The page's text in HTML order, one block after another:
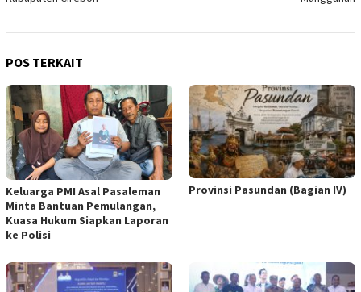
POS TERKAIT
Keluarga PMI Asal Pasaleman
Minta Bantuan Pemulangan,
Kuasa Hukum Siapkan Laporan
ke Polisi
Provinsi Pasundan (Bagian IV)